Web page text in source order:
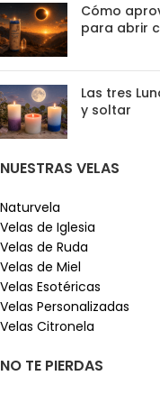
Cómo
para abrir
Las tres
y soltar
NUESTRAS VELAS
Naturvela
Velas de Iglesia
Velas de Ruda
Velas de Miel
Velas Esotéricas
Velas Personalizadas
Velas Citronela
NO TE PIERDAS